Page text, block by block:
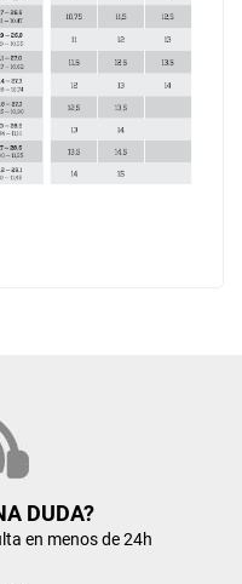
DUDA?
en menos de 24h